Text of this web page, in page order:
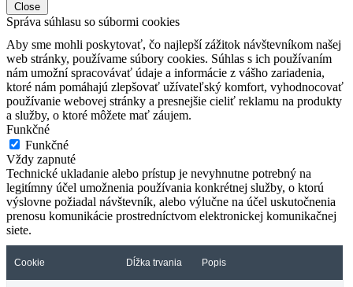
Close
Správa súhlasu so súbormi cookies
Aby sme mohli poskytovať, čo najlepší zážitok návštevníkom našej
web stránky, používame súbory cookies. Súhlas s ich používaním
nám umožní spracovávať údaje a informácie z vášho zariadenia,
ktoré nám pomáhajú zlepšovať užívateľský komfort, vyhodnocovať
používanie webovej stránky a presnejšie cieliť reklamu na produkty
a služby, o ktoré môžete mať záujem.
Funkčné
Funkčné
Vždy zapnuté
Technické ukladanie alebo prístup je nevyhnutne potrebný na
legitímny účel umožnenia používania konkrétnej služby, o ktorú
výslovne požiadal návštevník, alebo výlučne na účel uskutočnenia
prenosu komunikácie prostredníctvom elektronickej komunikačnej
siete.
Cookie Dĺžka trvania Popis